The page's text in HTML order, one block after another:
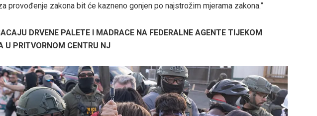
provođenje zakona bit će kazneno gonjen po najstrožim mjerama zakona.”
DRVENE PALETE I MADRACE NA FEDERALNE AGENTE TIJEKOM
U PRITVORNOM CENTRU NJ